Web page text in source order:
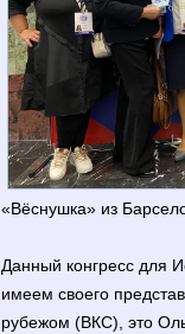
«Вёснушка» из
Данный конгресс для
имеем своего
рубежом (ВКС), это